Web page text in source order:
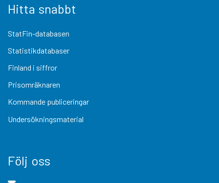
Hitta snabbt
StatFin-databasen
Statistikdatabaser
Finland i siffror
Prisomräknaren
Kommande publiceringar
Undersökningsmaterial
Följ oss